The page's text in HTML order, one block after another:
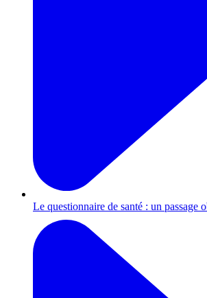
Le questionnaire de santé : un passage